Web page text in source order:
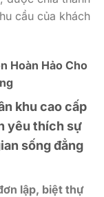
cầu của khách
Hoàn Hảo Cho
khu cao cấp
yêu thích sự
sống đẳng
lập, biệt thự